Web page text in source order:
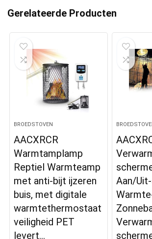
Gerelateerde Producten
BROEDSTOVEN
AACXRCR
Warmtamplamp
Reptiel Warmteamp
met anti-bijt ijzeren
buis, met digitale
warmtethermostaat
veiligheid PET
levert…
Aan/